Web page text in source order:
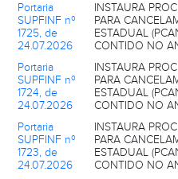
Portaria
SUPFINF nº
1725, de
24.07.2026
INSTAURA
PARA
ESTADUAL
CONTIDO NO
Portaria
SUPFINF nº
1724, de
24.07.2026
INSTAURA
PARA
ESTADUAL
CONTIDO NO
Portaria
SUPFINF nº
1723, de
24.07.2026
INSTAURA
PARA
ESTADUAL
CONTIDO NO